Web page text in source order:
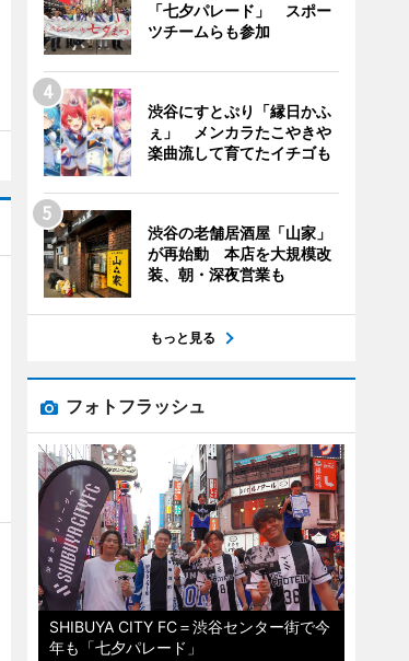
「七夕パレード」 スポー
ツチームらも参加
渋谷にすとぷり「縁日かふ
ぇ」 メンカラたこやきや
楽曲流して育てたイチゴも
渋谷の老舗居酒屋「山家」
が再始動 本店を大規模改
装、朝・深夜営業も
もっと見る
フォトフラッシュ
SHIBUYA CITY FC＝渋谷センター街で今
年も「七夕パレード」